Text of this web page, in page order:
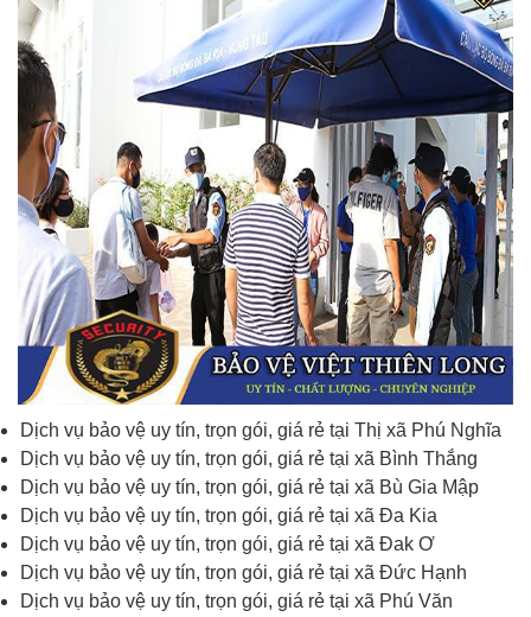
Dịch vụ bảo vệ uy tín, trọn gói, giá rẻ tại Thị xã Phú Nghĩa
Dịch vụ bảo vệ uy tín, trọn gói, giá rẻ tại xã Bình Thắng
Dịch vụ bảo vệ uy tín, trọn gói, giá rẻ tại xã Bù Gia Mập
Dịch vụ bảo vệ uy tín, trọn gói, giá rẻ tại xã Đa Kia
Dịch vụ bảo vệ uy tín, trọn gói, giá rẻ tại xã Đak Ơ
Dịch vụ bảo vệ uy tín, trọn gói, giá rẻ tại xã Đức Hạnh
Dịch vụ bảo vệ uy tín, trọn gói, giá rẻ tại xã Phú Văn